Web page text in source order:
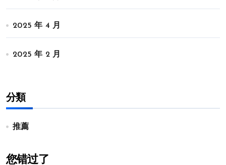
2025 年 4 月
2025 年 2 月
分類
推薦
您错过了